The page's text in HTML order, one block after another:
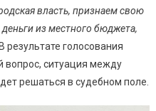
власть, признаем свою
из местного бюджета,
В результате голосования
ситуация между
решаться в судебном поле.